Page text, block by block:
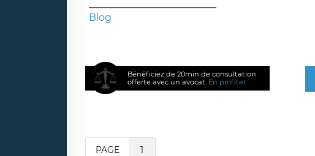
Blog
Bénéficiez de 20min de consultation
offerte avec un avocat. En profiter
PAGE 1